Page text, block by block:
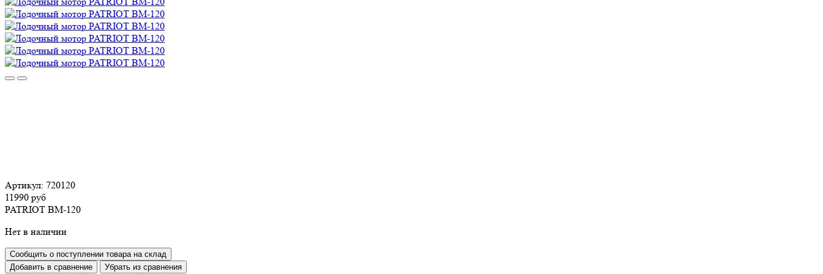
Артикул: 720120
11990 руб
PATRIOT BM-120
Нет в наличии
Сообщить о поступлении товара на склад
Добавить в сравнение
Убрать из сравнения